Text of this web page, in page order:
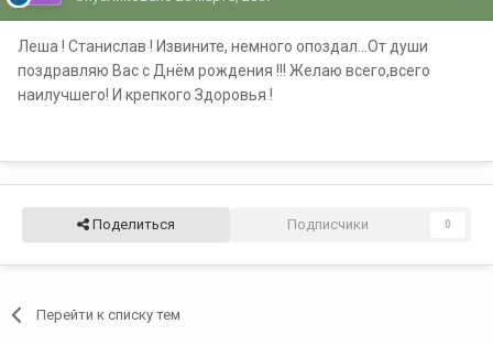
Леша ! Станислав ! Извините, немного опоздал...От души
поздравляю Вас с Днём рождения !!! Желаю всего,всего
наилучшего! И крепкого Здоровья !
Поделиться Подписчики 0
Перейти к списку тем